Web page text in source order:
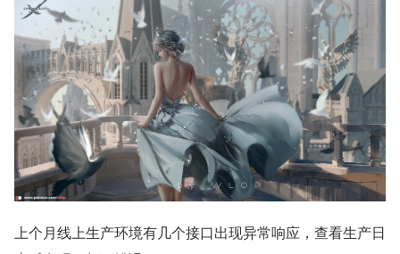
上个月线上生产环境有几个接口出现异常响应，查看生产日